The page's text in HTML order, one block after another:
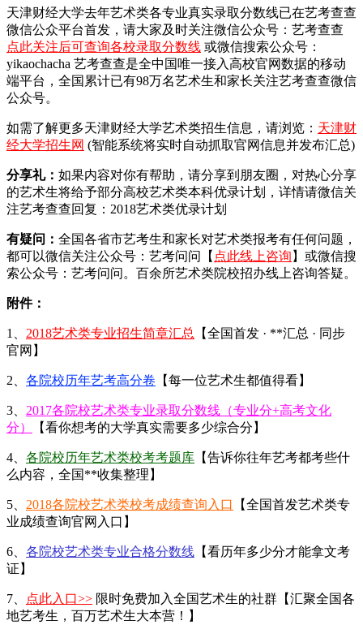
天津财经大学去年艺术类各专业真实录取分数线已在艺考查查
微信公众平台首发， 请大家及时关注微信公众号：艺考查查
点此关注后可查询各校录取分数线 或微信搜索公众号：
yikaochacha 艺考查查是全中国唯一接入高校官网数据的移动
端平台，全国累计已有98万名艺术生和家长关注艺考查查微信
公众号。
如需了解更多天津财经大学艺术类招生信息，请浏览： 天津财
经大学招生网 (智能系统将实时自动抓取官网信息并发布汇总)
分享礼： 如果内容对你有帮助，请分享到朋友圈，对热心分享
的艺术生将给予部分高校艺术类本科优录计划，详情请微信关
注艺考查查回复：2018艺术类优录计划
有疑问： 全国各省市艺考生和家长对艺术类报考有任何问题，
都可以微信关注公众号：艺考问问【 点此线上咨询 】或微信搜
索公众号：艺考问问。百余所艺术类院校招办线上咨询答疑。
附件：
1、 2018艺术类专业招生简章汇总
【全国首发 · **汇总 · 同步
官网】
2、 各院校历年艺考高分卷 【每一位艺术生都值得看】
3、 2017各院校艺术类专业录取分数线（专业分+高考文化
分）
【看你想考的大学真实需要多少综合分】
4、 各院校历年艺术类校考考题库 【告诉你往年艺考都考些什
么内容，全国**收集整理】
5、 2018各院校艺术类校考成绩查询入口
【全国首发艺术类专
业成绩查询官网入口】
6、 各院校艺术类专业合格分数线 【看历年多少分才能拿文考
证】
7、 点此入口>> 限时免费加入全国艺术生的社群【汇聚全国各
地艺考生，百万艺术生大本营！】